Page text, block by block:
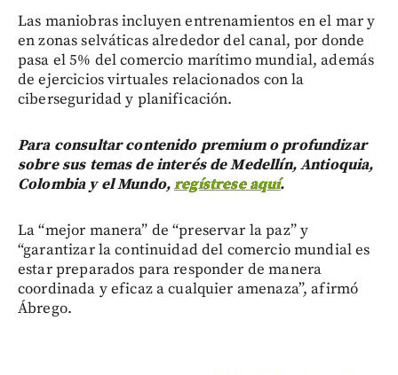
Las maniobras incluyen entrenamientos en el mar y
en zonas selváticas alrededor del canal, por donde
pasa el 5% del comercio marítimo mundial, además
de ejercicios virtuales relacionados con la
ciberseguridad y planificación.
Para consultar contenido premium o profundizar
sobre sus temas de interés de Medellín, Antioquia,
Colombia y el Mundo,regístrese aquí.
La “mejor manera” de “preservar la paz” y
“garantizar la continuidad del comercio mundial es
estar preparados para responder de manera
coordinada y eficaz a cualquier amenaza”, afirmó
Ábrego.